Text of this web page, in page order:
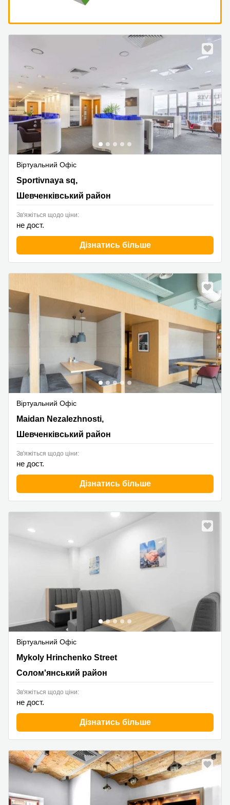
Віртуальний Офіс
1A Sportivnaya sq,17th floor, Шевченківський район
Sportivnaya sq,
Шевченківський район
Зв'яжіться щодо ціни:
не дост.
Дізнатись більше
Віртуальний Офіс
Maidan Nezalezhnosti, 2, Шевченківський район
Maidan Nezalezhnosti,
Шевченківський район
Зв'яжіться щодо ціни:
не дост.
Дізнатись більше
Віртуальний Офіс
4 Mykoly Hrinchenko Street,2 floor, Солом'янський
район
Mykoly Hrinchenko Street
Солом'янський район
Зв'яжіться щодо ціни:
не дост.
Дізнатись більше